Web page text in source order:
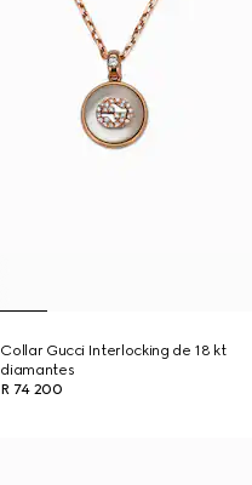
Collar Gucci Interlocking de 18 kt
diamantes
R 74 200